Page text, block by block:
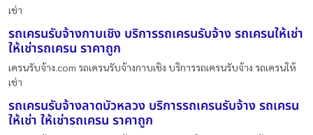
เช่า
รถเครนรับจ้างกาบเชิง บริการรถเครนรับจ้าง รถเครนให้เช่า
ให้เช่ารถเครน ราคาถูก
เครนรับจ้าง.com รถเครนรับจ้างกาบเชิง บริการรถเครนรับจ้าง รถเครนให้
เช่า
รถเครนรับจ้างลาดบัวหลวง บริการรถเครนรับจ้าง รถเครน
ให้เช่า ให้เช่ารถเครน ราคาถูก